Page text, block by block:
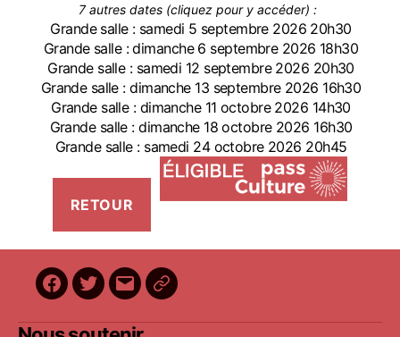
7 autres dates (cliquez pour y accéder) :
Grande salle : samedi 5 septembre 2026 20h30
Grande salle : dimanche 6 septembre 2026 18h30
Grande salle : samedi 12 septembre 2026 20h30
Grande salle : dimanche 13 septembre 2026 16h30
Grande salle : dimanche 11 octobre 2026 14h30
Grande salle : dimanche 18 octobre 2026 16h30
Grande salle : samedi 24 octobre 2026 20h45
Facebook
Twitter
E-
mail
BilletReduc